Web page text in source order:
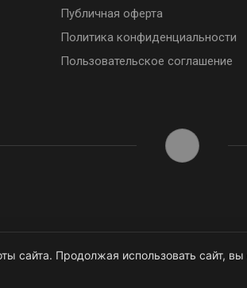
Публичная оферта
Политика конфиденциальности
Пользовательское соглашение
сайта. Продолжая использовать сайт, вы